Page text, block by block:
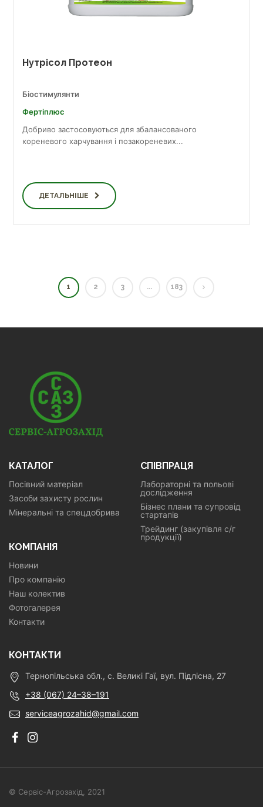
Нутрісол Протеон
Біостимулянти
Фертіплюс
Добриво застосовуються для збалансованого
кореневого харчування і позакореневих...
ДЕТАЛЬНІШЕ
1 2 3 ... 183
КАТАЛОГ
Посівний матеріал
Засоби захисту рослин
Мінеральні та спецдобрива
СПІВПРАЦЯ
Лабораторні та польові
дослідження
Бізнес плани та супровід
стартапів
Трейдинг (закупівля с/г
продукції)
КОМПАНІЯ
Новини
Про компанію
Наш колектив
Фотогалерея
Контакти
КОНТАКТИ
Тернопільська обл., с. Великі Гаї, вул. Підлісна, 27
+38 (067) 24–38–191
serviceagrozahid@gmail.com
© Сервіс-Агрозахід, 2021